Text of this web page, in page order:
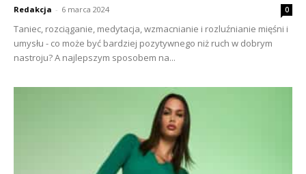
Redakcja - 6 marca 2024 0
Taniec, rozciąganie, medytacja, wzmacnianie i rozluźnianie mięśni i
umysłu - co może być bardziej pozytywnego niż ruch w dobrym
nastroju? A najlepszym sposobem na...